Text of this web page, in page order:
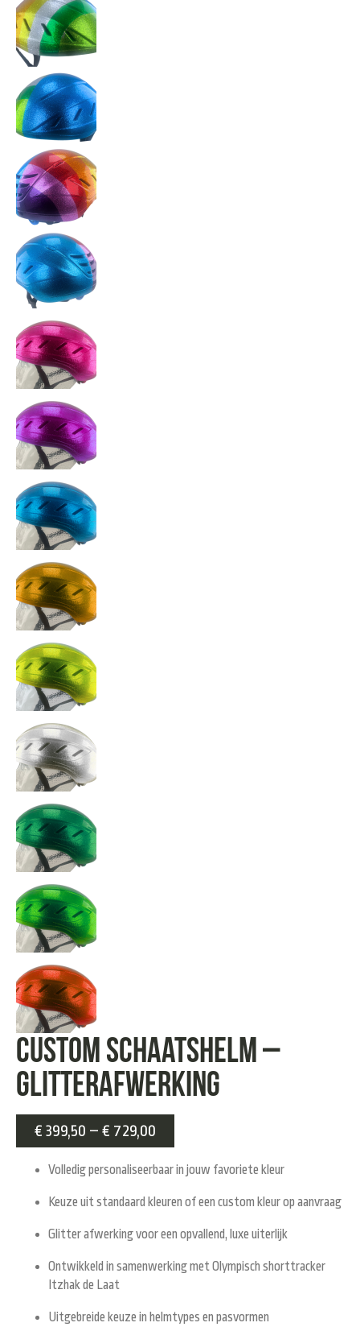
Custom Schaatshelm –
Glitterafwerking
€ 399,50 – € 729,00
Volledig personaliseerbaar in jouw favoriete kleur
Keuze uit standaard kleuren of een custom kleur op aanvraag
Glitter afwerking voor een opvallend, luxe uiterlijk
Ontwikkeld in samenwerking met Olympisch shorttracker
Itzhak de Laat
Uitgebreide keuze in helmtypes en pasvormen